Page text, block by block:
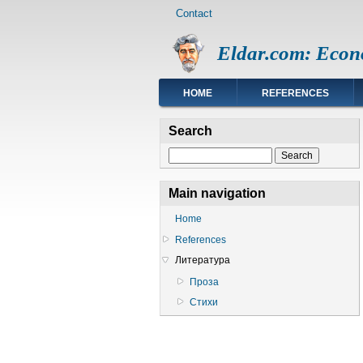
Footer
Contact
Eldar.com:
Main
navigation
HOME REFERENCES
Search
Main navigation
Home
References
Литература
Проза
Стихи